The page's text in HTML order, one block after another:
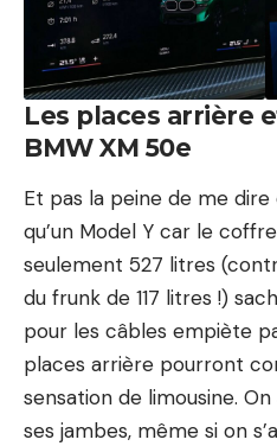
Les places arrière
BMW XM 50e
Et pas la peine de me
qu’un Model Y car le
seulement 527 litres
du frunk de 117 litres !)
pour les câbles empiète
places arrière pourront
sensation de limousine.
ses jambes, même si on